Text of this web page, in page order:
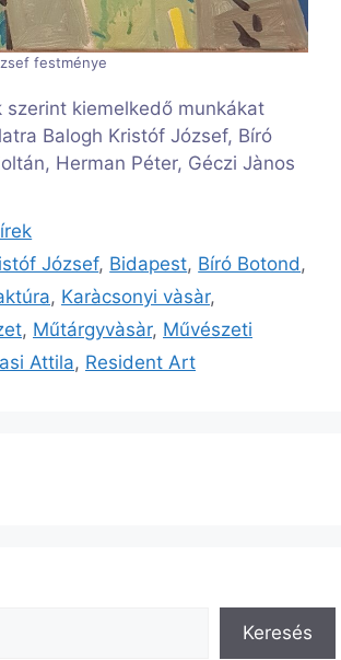
festménye
szerint kiemelkedő munkákat
Balogh Kristóf József, Bíró
Herman Péter, Géczi Jànos
József, Bidapest, Bíró Botond ,
, Karàcsonyi vàsàr,
, Műtárgyvàsàr, Művészeti
Attila, Resident Art
Keresés